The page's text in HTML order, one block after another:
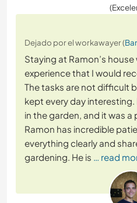
Dejado por el workawayer (
Staying at Ramon’s
experience that I would
The tasks are not difficult
kept every day
in the garden, and it was a
Ramon has incredible
everything clearly and
gardening. He is … read